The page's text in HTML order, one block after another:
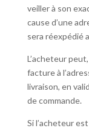
veiller à son
cause d’une
sera réexpédié
L’acheteur
facture à
livraison, en
de commande.
Si l’acheteur